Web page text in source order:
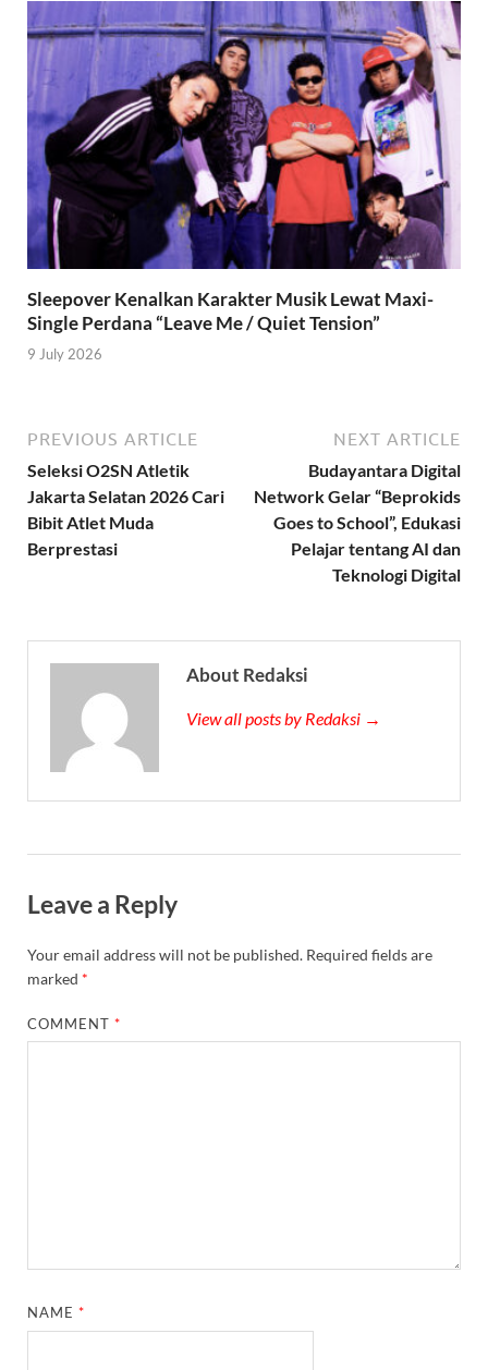
Sleepover Kenalkan Karakter Musik Lewat Maxi-
Single Perdana “Leave Me / Quiet Tension”
9 July 2026
PREVIOUS ARTICLE
Seleksi O2SN Atletik
Jakarta Selatan 2026 Cari
Bibit Atlet Muda
Berprestasi
NEXT ARTICLE
Budayantara Digital
Network Gelar “Beprokids
Goes to School”, Edukasi
Pelajar tentang AI dan
Teknologi Digital
About Redaksi
View all posts by Redaksi →
Leave a Reply
Your email address will not be published. Required fields are
marked *
COMMENT*
NAME*